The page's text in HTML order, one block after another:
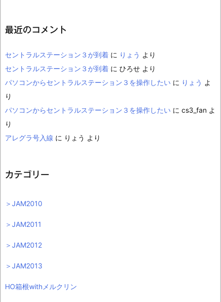
最近のコメント
セントラルステーション３が到着 に りょう より
セントラルステーション３が到着 に ひろせ より
パソコンからセントラルステーション３を操作したい に りょう よ
り
パソコンからセントラルステーション３を操作したい に cs3_fan よ
り
アレグラ号入線 に りょう より
カテゴリー
＞JAM2010
＞JAM2011
＞JAM2012
＞JAM2013
HO箱根withメルクリン